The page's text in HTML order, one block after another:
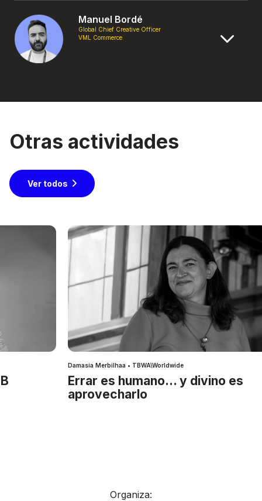
Manuel Bordé
Global Chief Creative Officer
VML Commerce
Otras actividades
Ver todos
Damasia Merbilhaa • TBWA\Worldwide
Errar es humano… y divino es
aprovecharlo
Organiza: